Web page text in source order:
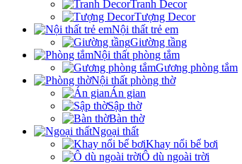
Tranh Decor
Tượng Decor
Nội thất trẻ em
Giường tầng
Nội thất phòng tắm
Gương phòng tắm
Nội thất phòng thờ
Án gian
Sập thờ
Bàn thờ
Ngoại thất
Khay nổi bể bơi
Ô dù ngoài trời